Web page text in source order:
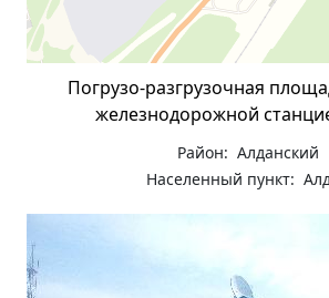
Погрузо-разгрузочная
железнодорожной
Район: Алданский
Населенный пункт: